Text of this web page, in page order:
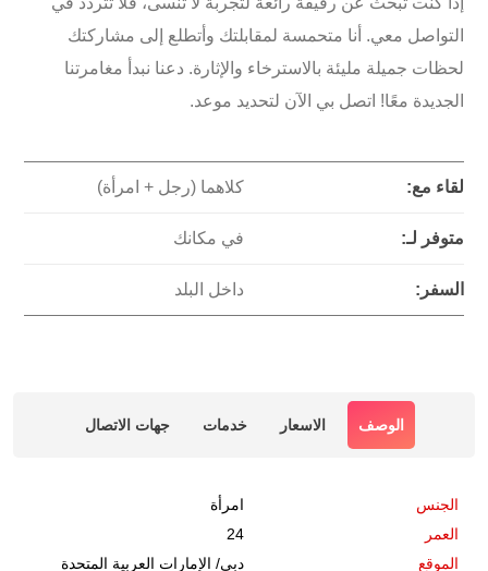
التواصل معي. أنا متحمسة لمقابلتك وأتطلع إلى مشاركتك
لحظات جميلة مليئة بالاسترخاء والإثارة. دعنا نبدأ مغامرتنا
الجديدة معًا! اتصل بي الآن لتحديد موعد.
لقاء مع: كلاهما (رجل + امرأة)
متوفر لـ: في مكانك
السفر: داخل البلد
الوصف الاسعار خدمات جهات الاتصال
الجنس
امرأة
العمر
24
الموقع
دبي/ الإمارات العربية المتحدة